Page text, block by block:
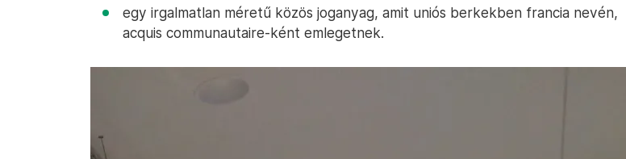
egy irgalmatlan méretű közös joganyag, amit uniós berkekben francia nevén,
acquis communautaire-ként emlegetnek.